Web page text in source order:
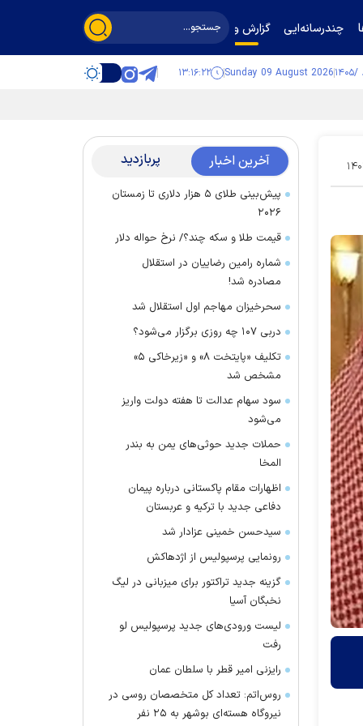
چندرسانه‌ایی گزارش و گفت‌وگو
Sunday 09 August 2026 ۱۳:۱۶:۲۳
۱۴ آخرین اخبار پربازدید
پیش‌بینی طلای ۵ هزار دلاری تا زمستان
۲۰۲۶
قیمت طلا و سکه چند؟/ نرخ حواله دلار
شماره رامین رضاییان در استقلال
مصادره شد!
سحرخیزان مهاجم اول استقلال شد
دربی ۱۰۷ چه روزی برگزار می‌شود؟
تکلیف «پایتخت ۸» و «زیرخاکی ۵»
مشخص شد
سود سهام عدالت تا هفته دولت واریز
می‌شود
حملات جدید حوثی‌های یمن به بندر
المخا
اظهارات مقام پاکستانی درباره پیمان
دفاعی جدید با ترکیه و عربستان
سیدحسن خمینی عزادار شد
رونمایی پرسپولیس از اژدهاکش
گزینه جدید تراکتور برای میزبانی در لیگ
نخبگان آسیا
لیست ورودی‌های جدید پرسپولیس لو
رفت
رایزنی امیر قطر با سلطان عمان
روس‌اتم: تعداد کل متخصصان روسی در
نیروگاه هسته‌ای بوشهر به ۲۵ نفر